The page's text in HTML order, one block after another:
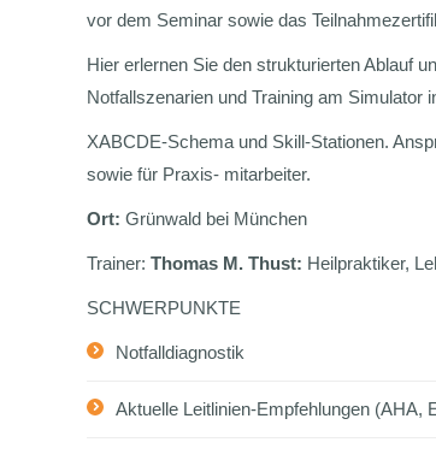
vor dem Seminar sowie das
Hier erlernen Sie den strukturierten Ablauf
Notfallszenarien und Training am Simulator
XABCDE-Schema und Skill-Stationen.
sowie für Praxis- mitarbeiter.
Ort: Grünwald bei München
Trainer: Thomas M. Thust: Heilpraktiker,
SCHWERPUNKTE
Notfalldiagnostik
Aktuelle Leitlinien-Empfehlungen (AHA,